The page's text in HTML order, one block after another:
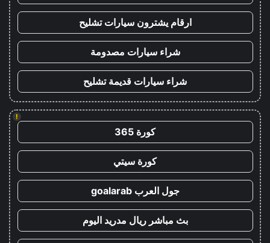
ارقام يشترون سيارات تشليح
شراء سيارات مصدومة
شراء سيارات قديمة تشليح
!
كورة 365
كورة سيتي
جول العرب goalarab
بث مباشر ريال مدريد اليوم